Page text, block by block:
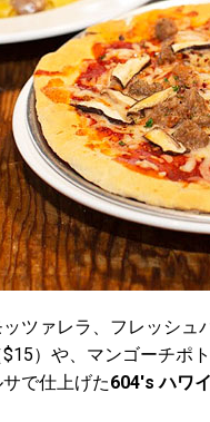
ツァレラ、フレッシ
$15）や、マンゴーチポ
で仕上げた604's ハワ